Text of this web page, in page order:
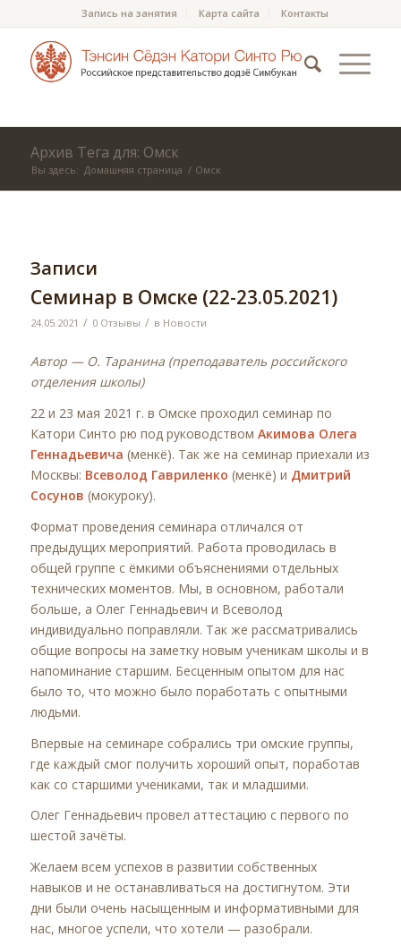
Запись на занятия Карта сайта Контакты
Архив Тега для: Омск
Вы здесь: Домашняя страница / Омск
Записи
Семинар в Омске (22-23.05.2021)
24.05.2021 / 0 Отзывы / в Новости
Автор — О. Таранина (преподаватель российского
отделения школы)
22 и 23 мая 2021 г. в Омске проходил семинар по
Катори Синто рю под руководством Акимова Олега
Геннадьевича (менкё). Так же на семинар приехали из
Москвы: Всеволод Гавриленко (менкё) и Дмитрий
Сосунов (мокуроку).
Формат проведения семинара отличался от
предыдущих мероприятий. Работа проводилась в
общей группе с ёмкими объяснениями отдельных
технических моментов. Мы, в основном, работали
больше, а Олег Геннадьевич и Всеволод
индивидуально поправляли. Так же рассматривались
общие вопросы на заметку новым ученикам школы и в
напоминание старшим. Бесценным опытом для нас
было то, что можно было поработать с опытными
людьми.
Впервые на семинаре собрались три омские группы,
где каждый смог получить хороший опыт, поработав
как со старшими учениками, так и младшими.
Олег Геннадьевич провел аттестацию с первого по
шестой зачёты.
Желаем всем успехов в развитии собственных
навыков и не останавливаться на достигнутом. Эти
дни были очень насыщенным и информативными для
нас, многое успели, что хотели — разобрали.